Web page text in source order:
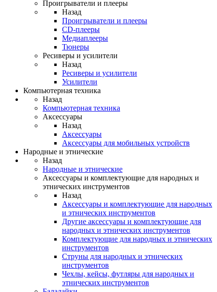
Проигрыватели и плееры
Назад
Проигрыватели и плееры
CD-плееры
Медиаплееры
Тюнеры
Ресиверы и усилители
Назад
Ресиверы и усилители
Усилители
Компьютерная техника
Назад
Компьютерная техника
Аксессуары
Назад
Аксессуары
Аксессуары для мобильных устройств
Народные и этнические
Назад
Народные и этнические
Аксессуары и комплектующие для народных и
этнических инструментов
Назад
Аксессуары и комплектующие для народных
и этнических инструментов
Другие аксессуары и комплектующие для
народных и этнических инструментов
Комплектующие для народных и этнических
инструментов
Струны для народных и этнических
инструментов
Чехлы, кейсы, футляры для народных и
этнических инструментов